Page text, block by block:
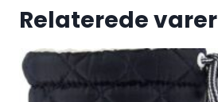
Relaterede varer